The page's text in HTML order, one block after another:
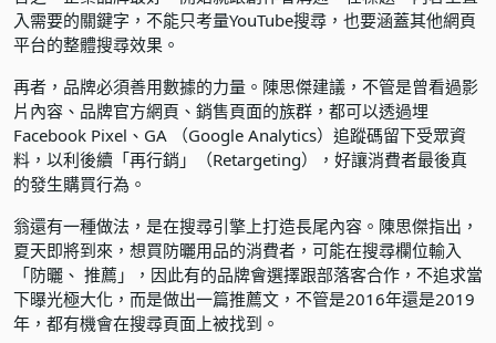
入需要的關鍵字，不能只考量YouTube搜尋，也要涵蓋其他網頁
平台的整體搜尋效果。
再者，品牌必須善用數據的力量。陳思傑建議，不管是曾看過影
片內容、品牌官方網頁、銷售頁面的族群，都可以透過埋
Facebook Pixel、GA （Google Analytics）追蹤碼留下受眾資
料，以利後續「再行銷」（Retargeting），好讓消費者最後真
的發生購買行為。
翁還有一種做法，是在搜尋引擎上打造長尾內容。陳思傑指出，
夏天即將到來，想買防曬用品的消費者，可能在搜尋欄位輸入
「防曬、 推薦」，因此有的品牌會選擇跟部落客合作，不追求當
下曝光極大化，而是做出一篇推薦文，不管是2016年還是2019
年，都有機會在搜尋頁面上被找到。